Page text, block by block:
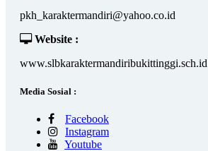
pkh_karaktermandiri@yahoo.co.id
Website :
www.slbkaraktermandiribukittinggi.sch.id
Media Sosial :
Facebook
Instagram
Youtube